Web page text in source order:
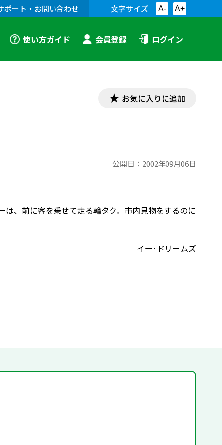
ポート・お問い合わせ 文字サイズ A- A+
使い方ガイド 会員登録 ログイン
お気に入りに追加
公開日： 2002年09月06日
、前に客を乗せて走る輪タク。市内見物をするのに
イー･ドリームズ